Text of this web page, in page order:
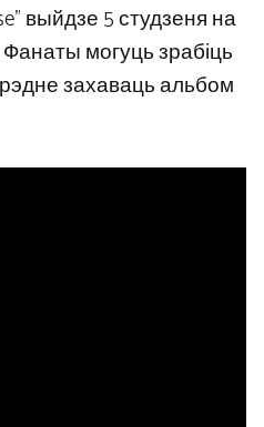
выйдзе 5 студзеня на
Фанаты могуць зрабіць
захаваць альбом